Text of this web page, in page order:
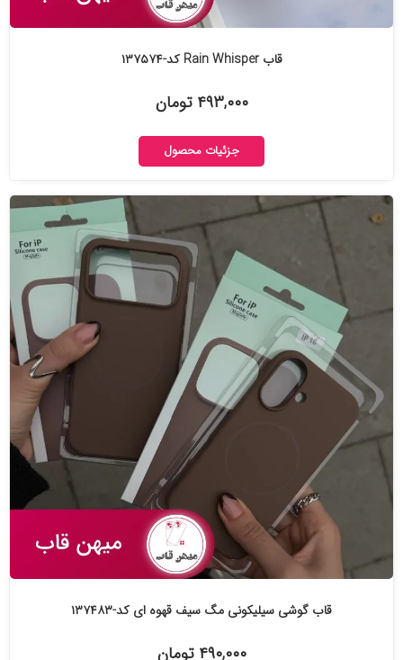
قاب Rain Whisper کد-۱۳۷۵۷۴
۴۹۳,۰۰۰ تومان
جزئیات محصول
قاب گوشی سیلیکونی مگ سیف قهوه ای کد-۱۳۷۴۸۳
۴۹۰,۰۰۰ تومان